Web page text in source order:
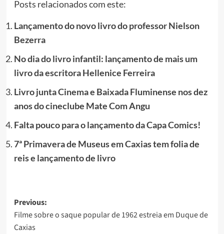
Posts relacionados com este:
Lançamento do novo livro do professor Nielson
Bezerra
No dia do livro infantil: lançamento de mais um
livro da escritora Hellenice Ferreira
Livro junta Cinema e Baixada Fluminense nos dez
anos do cineclube Mate Com Angu
Falta pouco para o lançamento da Capa Comics!
7ª Primavera de Museus em Caxias tem folia de
reis e lançamento de livro
Post
navigation
Previous:
Filme sobre o saque popular de 1962 estreia em Duque de
Caxias